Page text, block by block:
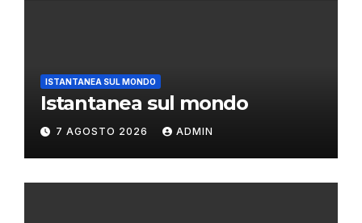
ISTANTANEA SUL MONDO
Istantanea sul mondo
7 AGOSTO 2026 ADMIN